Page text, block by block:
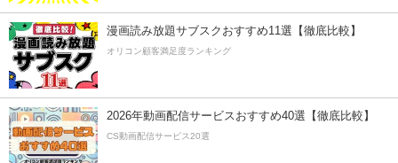
漫画読み放題サブスクおすすめ11選【徹底比較】
オリコン顧客満足度ランキング
2026年動画配信サービスおすすめ40選【徹底比較】
CS動画配信サービス20選